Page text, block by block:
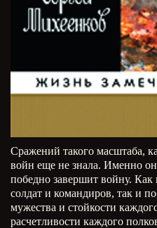
Сражений такого масштаба,
войн еще не знала. Именно
победно завершит войну. Как
солдат и командиров, так и
мужества и стойкости
расчетливости каждого